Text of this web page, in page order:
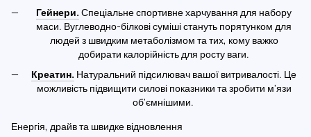
Гейнери. Спеціальне спортивне харчування для набору
маси. Вуглеводно-білкові суміші стануть порятунком для
людей з швидким метаболізмом та тих, кому важко
добирати калорійність для росту ваги.
Креатин. Натуральний підсилювач вашої витривалості. Це
можливість підвищити силові показники та зробити м'язи
об'ємнішими.
Енергія, драйв та швидке відновлення